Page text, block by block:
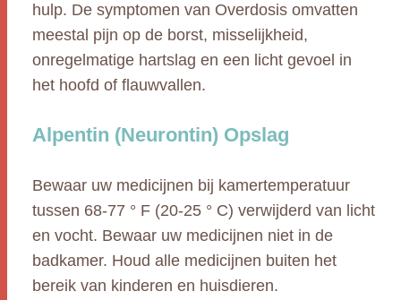
hulp. De symptomen van Overdosis omvatten
meestal pijn op de borst, misselijkheid,
onregelmatige hartslag en een licht gevoel in
het hoofd of flauwvallen.
Alpentin (Neurontin) Opslag
Bewaar uw medicijnen bij kamertemperatuur
tussen 68-77 ° F (20-25 ° C) verwijderd van licht
en vocht. Bewaar uw medicijnen niet in de
badkamer. Houd alle medicijnen buiten het
bereik van kinderen en huisdieren.